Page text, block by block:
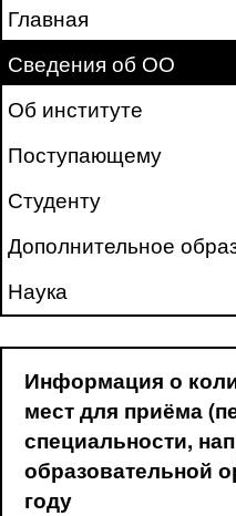
Главная
Сведения об ОО
Об институте
Поступающему
Студенту
Дополнительное
Наука
Информация о
мест для приёма
специальности,
образовательной
году